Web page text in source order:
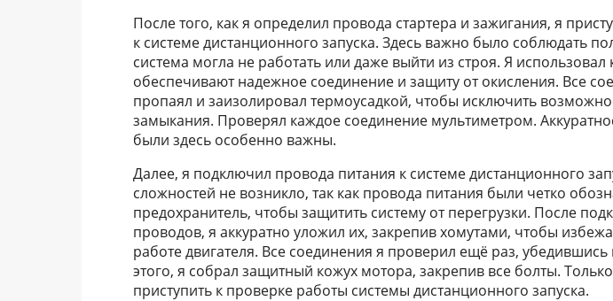
После того, как я определил провода стартера и зажигания, я
к системе дистанционного запуска. Здесь важно было соблюдать
система могла не работать или даже выйти из строя. Я
обеспечивают надежное соединение и защиту от окисления. Все
пропаял и заизолировал термоусадкой, чтобы исключить
замыкания. Проверял каждое соединение мультиметром.
были здесь особенно важны.
Далее, я подключил провода питания к системе дистанционного
сложностей не возникло, так как провода питания были четко
предохранитель, чтобы защитить систему от перегрузки. После
проводов, я аккуратно уложил их, закрепив хомутами, чтобы
работе двигателя. Все соединения я проверил ещё раз,
этого, я собрал защитный кожух мотора, закрепив все болты.
приступить к проверке работы системы дистанционного запуска.